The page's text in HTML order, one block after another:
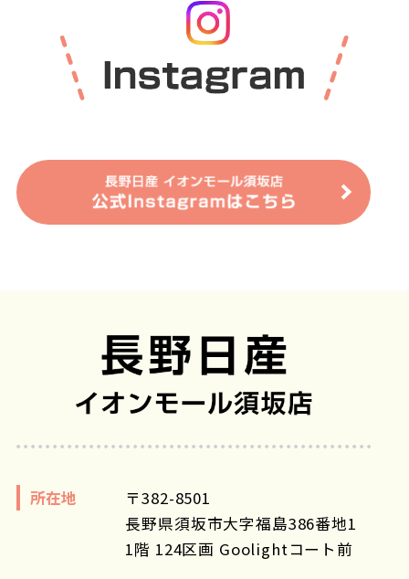
所在地
〒382-8501
長野県須坂市大字福島386番地1
1階 124区画 Goolightコート前